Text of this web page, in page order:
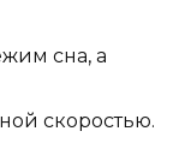
сна, а
скоростью.